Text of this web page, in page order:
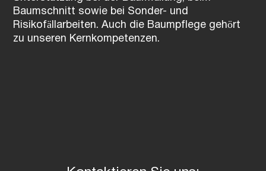
Baumschnitt sowie bei Sonder- und
Risikofällarbeiten. Auch die Baumpflege gehört
zu unseren Kernkompetenzen.